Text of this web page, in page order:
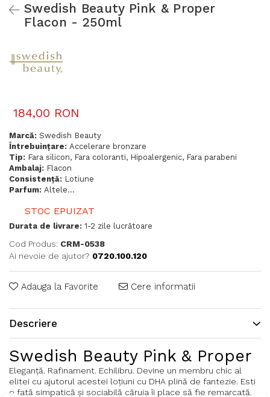
Swedish Beauty Pink & Proper
Flacon - 250ml
184,00 RON
Marcă: Swedish Beauty
Întrebuințare: Accelerare bronzare
Tip: Fara silicon, Fara coloranti, Hipoalergenic, Fara parabeni
Ambalaj: Flacon
Consistență: Lotiune
Parfum: Altele...
STOC EPUIZAT
Durata de livrare: 1-2 zile lucrătoare
Cod Produs: CRM-0538
Ai nevoie de ajutor? 0720.100.120
Adauga la Favorite Cere informatii
Descriere
Swedish Beauty Pink & Proper
Eleganţă. Rafinament. Echilibru. Devine un membru chic al
elitei cu ajutorul acestei loţiuni cu DHA plină de fantezie. Esti
o fată simpatică şi sociabilă căruia îi place să fie remarcată,